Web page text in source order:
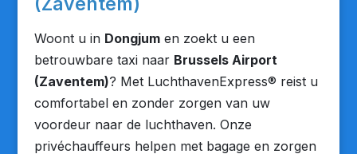
Woont u in Dongjumen zoekt u een
betrouwbare taxi naar Brussels Airport
(Zaventem)? Met LuchthavenExpress® reist u
comfortabel en zonder zorgen van uw
voordeur naar de luchthaven. Onze
privéchauffeurs helpen met bagage en zorgen